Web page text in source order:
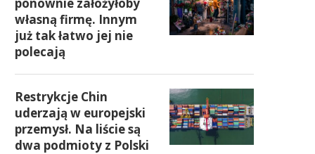
własną firmę. Innym
już tak łatwo jej nie
polecają
Restrykcje Chin
uderzają w europejski
przemysł. Na liście są
dwa podmioty z Polski